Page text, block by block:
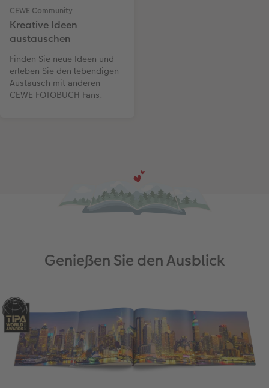
CEWE Community
Kreative Ideen
austauschen
Finden Sie neue Ideen und
erleben Sie den lebendigen
Austausch mit anderen
CEWE FOTOBUCH Fans.
Genießen Sie den Ausblick